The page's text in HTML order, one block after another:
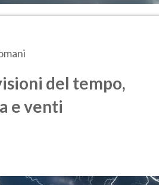
del tempo,
e venti